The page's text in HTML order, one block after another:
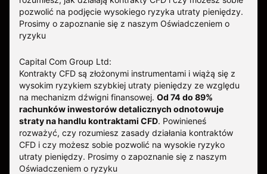
pozwolić na podjęcie wysokiego ryzyka utraty pieniędzy.
Prosimy o zapoznanie się z naszym Oświadczeniem o
ryzyku
Capital Com Group Ltd:
Kontrakty CFD są złożonymi instrumentami i wiążą się z
wysokim ryzykiem szybkiej utraty pieniędzy ze względu
na mechanizm dźwigni finansowej. Od 74 do 89%
rachunków inwestorów detalicznych odnotowuje
straty na handlu kontraktami CFD. Powinieneś
rozważyć, czy rozumiesz zasady działania kontraktów
CFD i czy możesz sobie pozwolić na wysokie ryzyko
utraty pieniędzy. Prosimy o zapoznanie się z naszym
Oświadczeniem o ryzyku